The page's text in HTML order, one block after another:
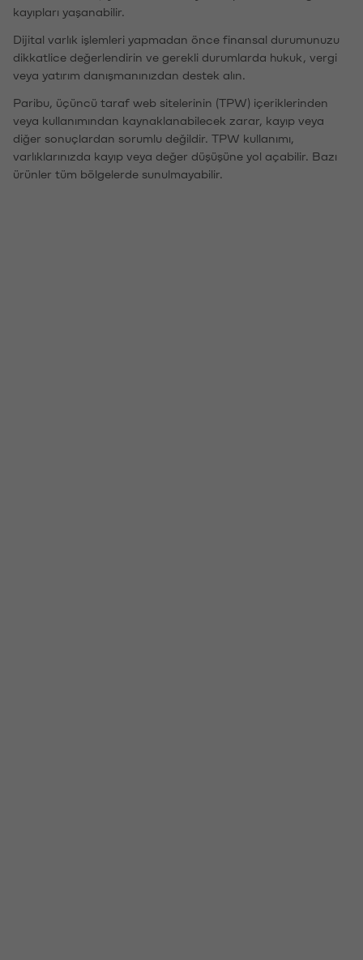
kayıpları yaşanabilir.
Dijital varlık işlemleri yapmadan önce finansal durumunuzu
dikkatlice değerlendirin ve gerekli durumlarda hukuk, vergi
veya yatırım danışmanınızdan destek alın.
Paribu, üçüncü taraf web sitelerinin (TPW) içeriklerinden
veya kullanımından kaynaklanabilecek zarar, kayıp veya
diğer sonuçlardan sorumlu değildir. TPW kullanımı,
varlıklarınızda kayıp veya değer düşüşüne yol açabilir. Bazı
ürünler tüm bölgelerde sunulmayabilir.